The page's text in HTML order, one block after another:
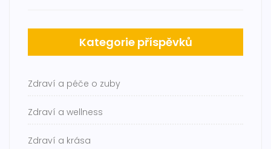
Kategorie příspěvků
Zdraví a péče o zuby
Zdraví a wellness
Zdraví a krása